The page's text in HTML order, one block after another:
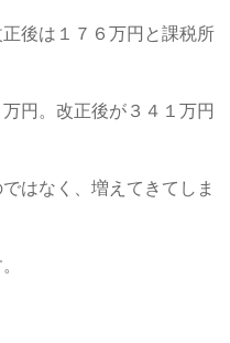
後は１７６万円と課税所
円。改正後が３４１万円
はなく、増えてきてしま